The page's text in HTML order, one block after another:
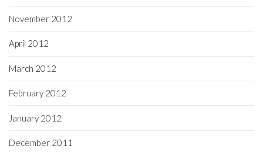
November 2012
April 2012
March 2012
February 2012
January 2012
December 2011